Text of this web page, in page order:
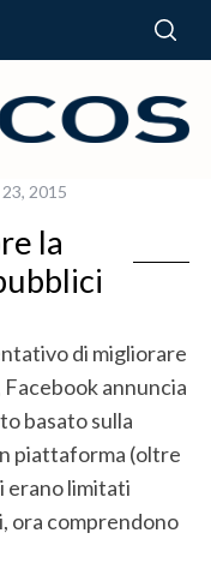
2015
la
di migliorare
Facebook annuncia
basato sulla
piattaforma (oltre
erano limitati
ora comprendono